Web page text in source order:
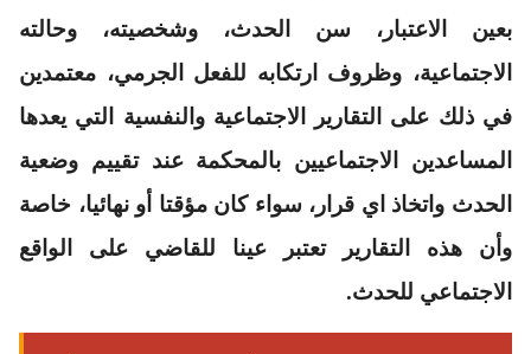
بعين الاعتبار، سن الحدث، وشخصيته، وحالته
الاجتماعية، وظروف ارتكابه للفعل الجرمي، معتمدين
في ذلك على التقارير الاجتماعية والنفسية التي يعدها
المساعدين الاجتماعيين بالمحكمة عند تقييم وضعية
الحدث واتخاذ اي قرار، سواء كان مؤقتا أو نهائيا، خاصة
وأن هذه التقارير تعتبر عينا للقاضي على الواقع
الاجتماعي للحدث.